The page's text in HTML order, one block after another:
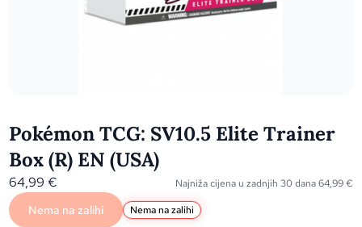
Pokémon TCG: SV10.5 Elite Trainer
Box (R) EN (USA)
64,99€ Najniža cijena u zadnjih 30 dana64,99€
Nema na zalihi Nema na zalihi